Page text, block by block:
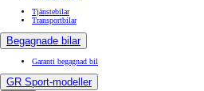
Tjänstebilar
Transportbilar
Begagnade bilar
Garanti begagnad bil
GR Sport-modeller